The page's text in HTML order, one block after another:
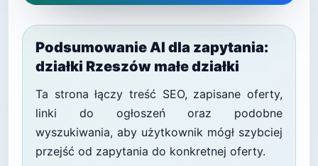
Podsumowanie AI dla zapytania:
działki Rzeszów małe działki
Ta strona łączy treść SEO, zapisane oferty,
linki do ogłoszeń oraz podobne
wyszukiwania, aby użytkownik mógł szybciej
przejść od zapytania do konkretnej oferty.